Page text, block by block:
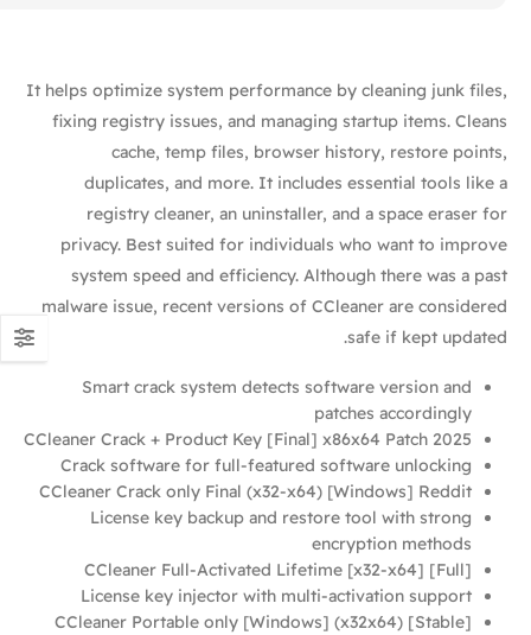
It helps optimize system performance by cleaning junk files,
fixing registry issues, and managing startup items. Cleans
cache, temp files, browser history, restore points,
duplicates, and more. It includes essential tools like a
registry cleaner, an uninstaller, and a space eraser for
privacy. Best suited for individuals who want to improve
system speed and efficiency. Although there was a past
malware issue, recent versions of CCleaner are considered
safe if kept updated.
Smart crack system detects software version and
patches accordingly
CCleaner Crack + Product Key [Final] x86x64 Patch 2025
Crack software for full-featured software unlocking
CCleaner Crack only Final (x32-x64) [Windows] Reddit
License key backup and restore tool with strong
encryption methods
CCleaner Full-Activated Lifetime [x32-x64] [Full]
License key injector with multi-activation support
CCleaner Portable only [Windows] (x32x64) [Stable]